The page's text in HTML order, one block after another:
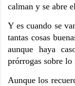
calman y se abre
Y es cuando se
tantas cosas
aunque haya
prórrogas sobre
Aunque los